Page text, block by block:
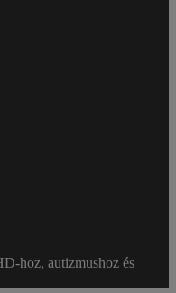
hoz, autizmushoz és